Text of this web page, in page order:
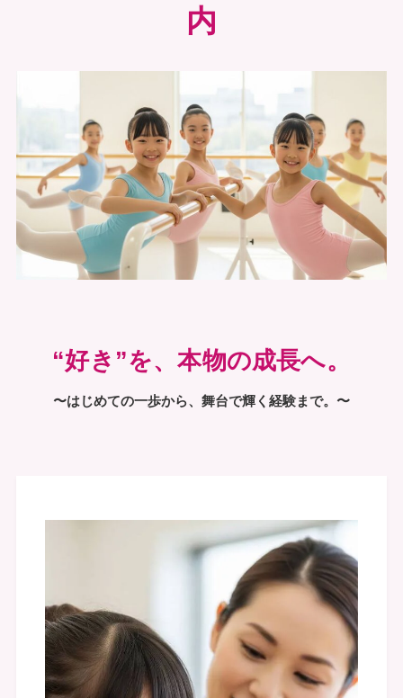
内
“好き”を、本物の成長へ。
〜はじめての一歩から、舞台で輝く経験まで。〜